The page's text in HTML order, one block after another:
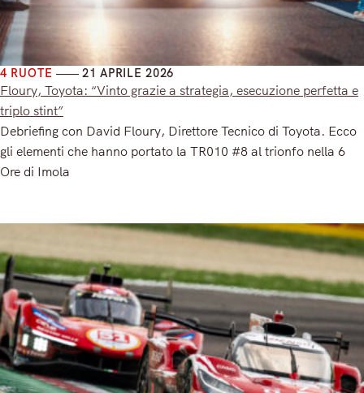
4 RUOTE 21 APRILE 2026
Floury, Toyota: “Vinto grazie a strategia, esecuzione perfetta e
triplo stint”
Debriefing con David Floury, Direttore Tecnico di Toyota. Ecco
gli elementi che hanno portato la TR010 #8 al trionfo nella 6
Ore di Imola